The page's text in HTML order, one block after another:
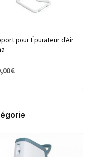
pour Épurateur d'Air
€